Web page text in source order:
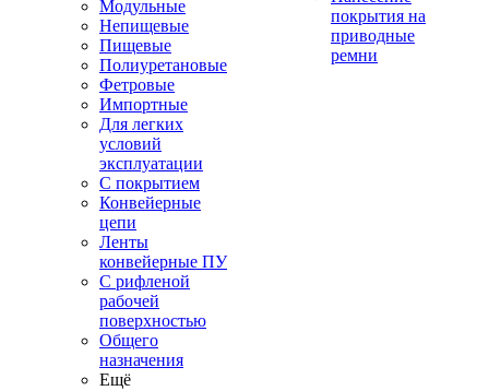
Модульные
Непищевые
Пищевые
Полиуретановые
Фетровые
Импортные
Для легких
условий
эксплуатации
С покрытием
Конвейерные
цепи
Ленты
конвейерные ПУ
С рифленой
рабочей
поверхностью
Общего
назначения
Ещё
покрытия на
приводные
ремни